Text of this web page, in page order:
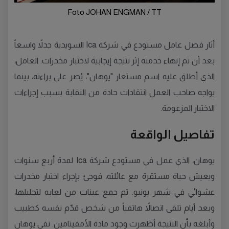
Foto JOHAN ENGMAN / TT
أثار فصل عامل مستودع في شركة Ica السويدية جدلاً واسعاً
بعد أن تم إنهاء خدمته إثر نتيجة إيجابية لاختبار مخدرات. العامل،
الذي أطلق عليه اسم مستعار "يوهان"، يُصر على براءته، بينما
يواجه صاحب العمل انتقادات حادة من النقابة بسبب إجراءات
الاختبار المزعومة.
تفاصيل الواقعة
يوهان، الذي عمل في مستودع شركة Ica لمدة أربع سنوات
ويعيش حياة مستقرة مع عائلته، فوجئ بإجراء اختبار مخدرات
عشوائي في شهر يونيو. تم جمع عينات من لعابه لتحليلها،
وبعد أيام تلقى اتصالاً هاتفياً من شخص قدّم نفسه كطبيب
وأبلغه بأن النتيجة أظهرت وجود مادة الأمفيتامين. نفى يوهان